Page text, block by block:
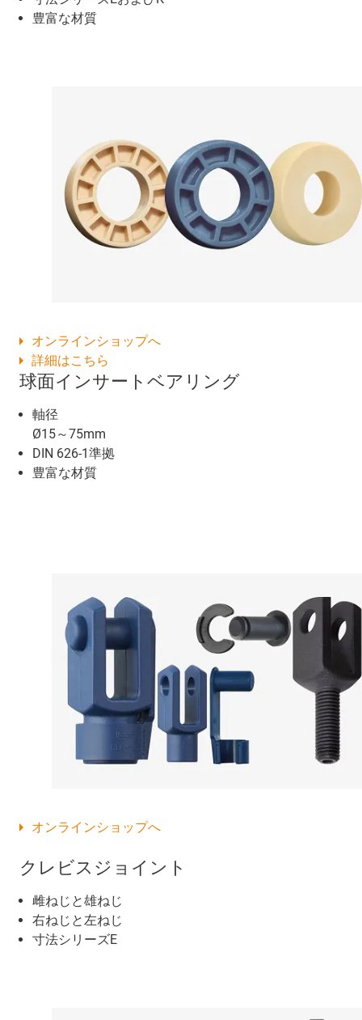
豊富な材質
オンラインショップへ
詳細はこちら
球面インサートベアリング
軸径
Ø15～75mm
DIN 626-1準拠
豊富な材質
オンラインショップへ
クレビスジョイント
雌ねじと雄ねじ
右ねじと左ねじ
寸法シリーズE